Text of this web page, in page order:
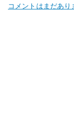
Ubuntu
コメントはまだあり